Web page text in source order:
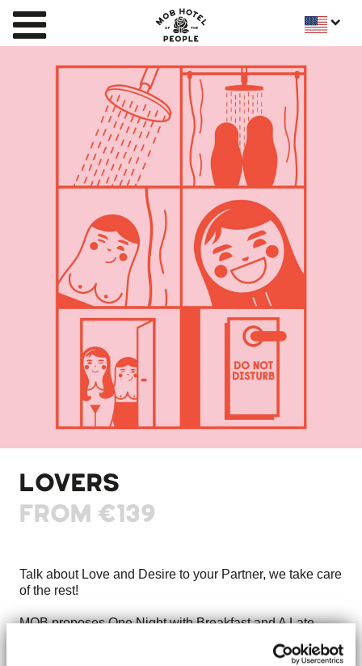
LOVERS
FROM €139
Talk about Love and Desire to your Partner, we take care
of the rest!
MOB proposes One Night with Breakfast and A Late